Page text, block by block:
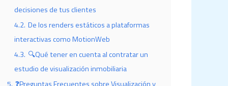
decisiones de tus clientes
4.2. De los renders estáticos a plataformas
interactivas como MotionWeb
4.3. 🔍Qué tener en cuenta al contratar un
estudio de visualización inmobiliaria